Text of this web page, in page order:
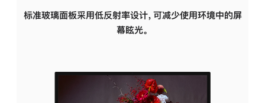
标准玻璃面板采用低反射率设计，可减少使用环境中的屏
幕眩光。